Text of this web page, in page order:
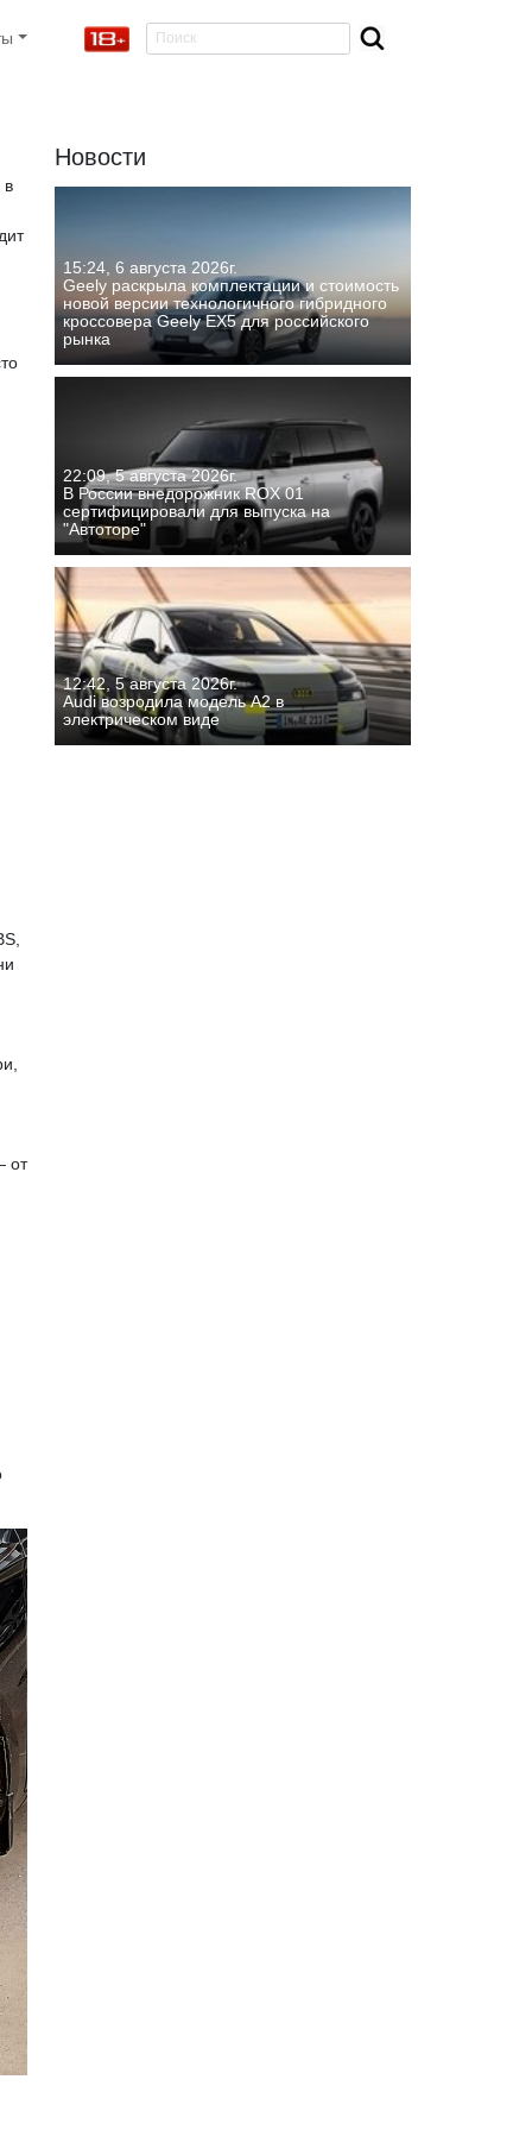
в
от
Новости
15:24, 6 августа 2026г.
Geely раскрыла комплектации и стоимость
новой версии технологичного гибридного
кроссовера Geely EX5 для российского
рынка
22:09, 5 августа 2026г.
В России внедорожник ROX 01
сертифицировали для выпуска на
"Автоторе"
12:42, 5 августа 2026г.
Audi возродила модель A2 в
электрическом виде